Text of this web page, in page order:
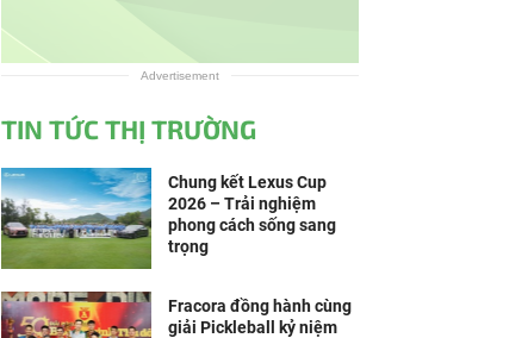
Advertisement
TIN TỨC THỊ TRƯỜNG
Chung kết Lexus Cup
2026 – Trải nghiệm
phong cách sống sang
trọng
Fracora đồng hành cùng
giải Pickleball kỷ niệm